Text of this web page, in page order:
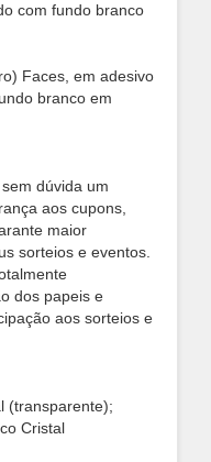
com fundo branco
Faces, em adesivo
branco em
dúvida um
aos cupons,
maior
sorteios e eventos.
dos papeis e
aos sorteios e
(transparente);
Cristal